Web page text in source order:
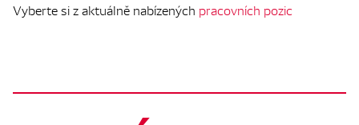
Vyberte si z aktuálně nabízených pracovních pozic